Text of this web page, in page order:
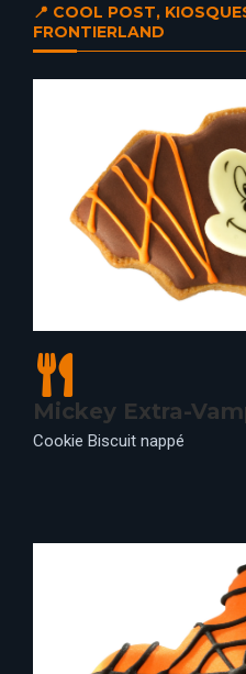
📍 COOL POST,
FRONTIERLAND
Mickey Extra-
Cookie Biscuit nappé